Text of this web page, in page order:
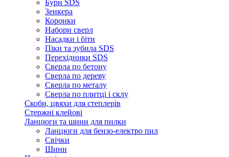
Бури SDS
Зенкера
Коронки
Набори сверл
Насадки і біти
Піки та зубила SDS
Перехідники SDS
Сверла по бетону
Сверла по дереву
Сверла по металу
Сверла по плитці і склу
Скоби, цвяхи для степлерів
Стержні клейові
Ланцюги та шини для пилки
Ланцюги для бензо-електро пил
Свічки
Шини